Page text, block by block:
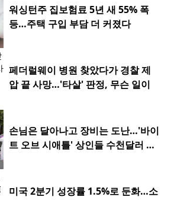
워싱턴주 집보험료 5년 새 55% 폭
등…주택 구입 부담 더 커졌다
페더럴웨이 병원 찾았다가 경찰 제
압 끝 사망…'타살' 판정, 무슨 일이
손님은 달아나고 장비는 도난…'바이
트 오브 시애틀' 상인들 수천달러 피
미국 2분기 성장률 1.5%로 둔화…소